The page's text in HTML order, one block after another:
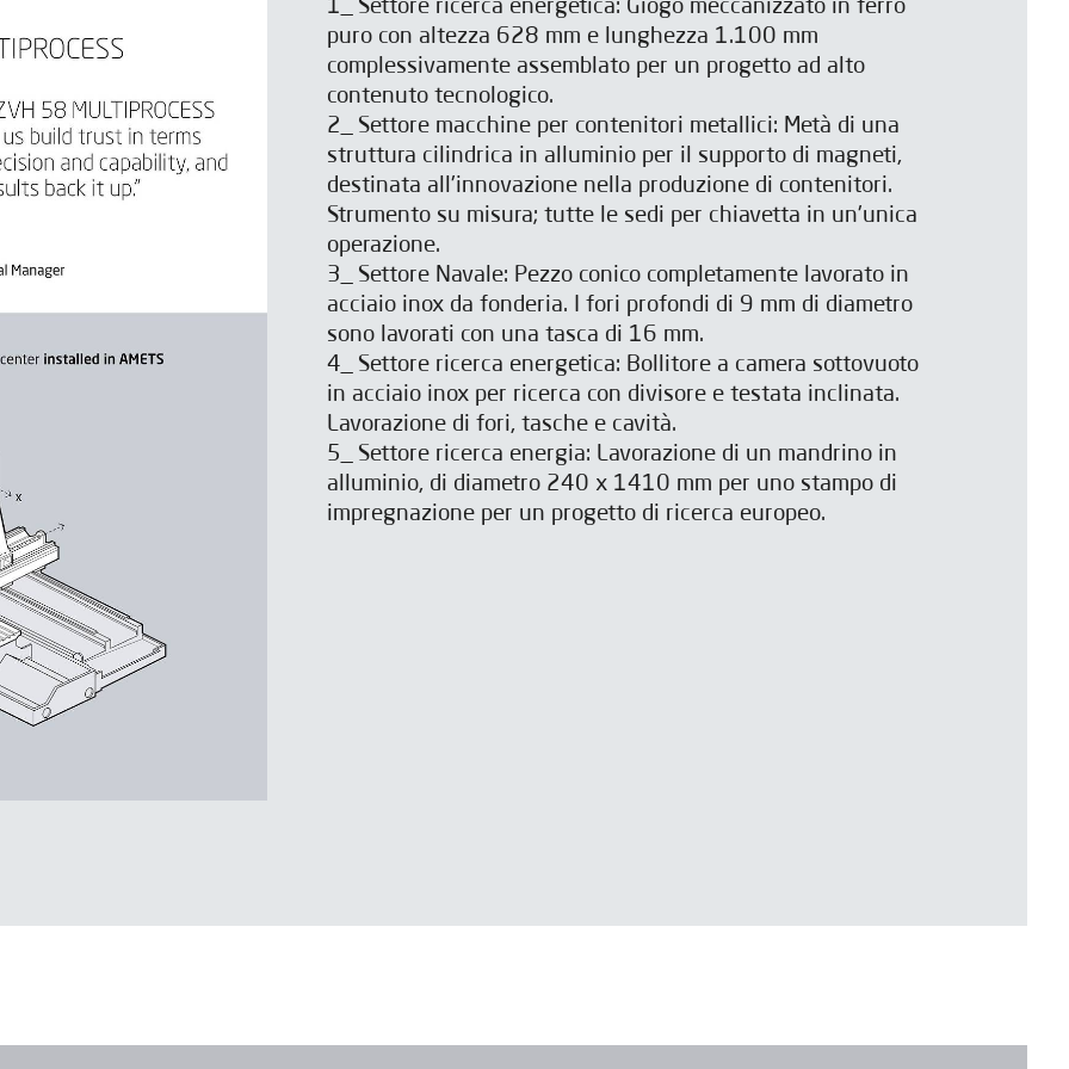
1_ Settore ricerca energetica: Giogo meccanizzato in ferro
puro con altezza 628 mm e lunghezza 1.100 mm
complessivamente assemblato per un progetto ad alto
contenuto tecnologico.
2_ Settore macchine per contenitori metallici: Metà di una
struttura cilindrica in alluminio per il supporto di magneti,
destinata all'innovazione nella produzione di contenitori.
Strumento su misura; tutte le sedi per chiavetta in un'unica
operazione.
3_ Settore Navale: Pezzo conico completamente lavorato in
acciaio inox da fonderia. I fori profondi di 9 mm di diametro
sono lavorati con una tasca di 16 mm.
4_ Settore ricerca energetica: Bollitore a camera sottovuoto
in acciaio inox per ricerca con divisore e testata inclinata.
Lavorazione di fori, tasche e cavità.
5_ Settore ricerca energia: Lavorazione di un mandrino in
alluminio, di diametro 240 x 1410 mm per uno stampo di
impregnazione per un progetto di ricerca europeo.
Política de privacidad
INVIA
da IBARMIA.
Política de privacidad
ISCRIVITI